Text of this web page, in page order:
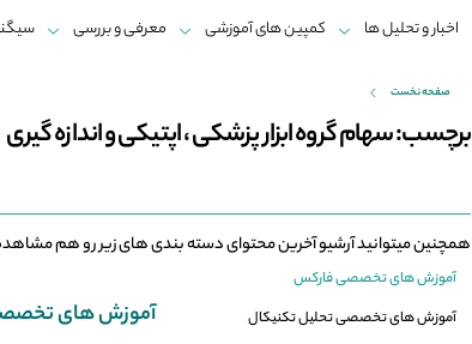
اخبار و تحلیل ها کمپین های آموزشی معرفی و بررسی
صفحه نخست
برچسب: سهام گروه ابزار پزشکی ، اپتیکی و اندازه گیری
همچنین میتوانید آرشیو آخرین محتوای دسته بندی های زیر رو هم
آموزش های تخصصی فارکس
آموزش های تخصصی تحلیل تکنیکال
آموزش های